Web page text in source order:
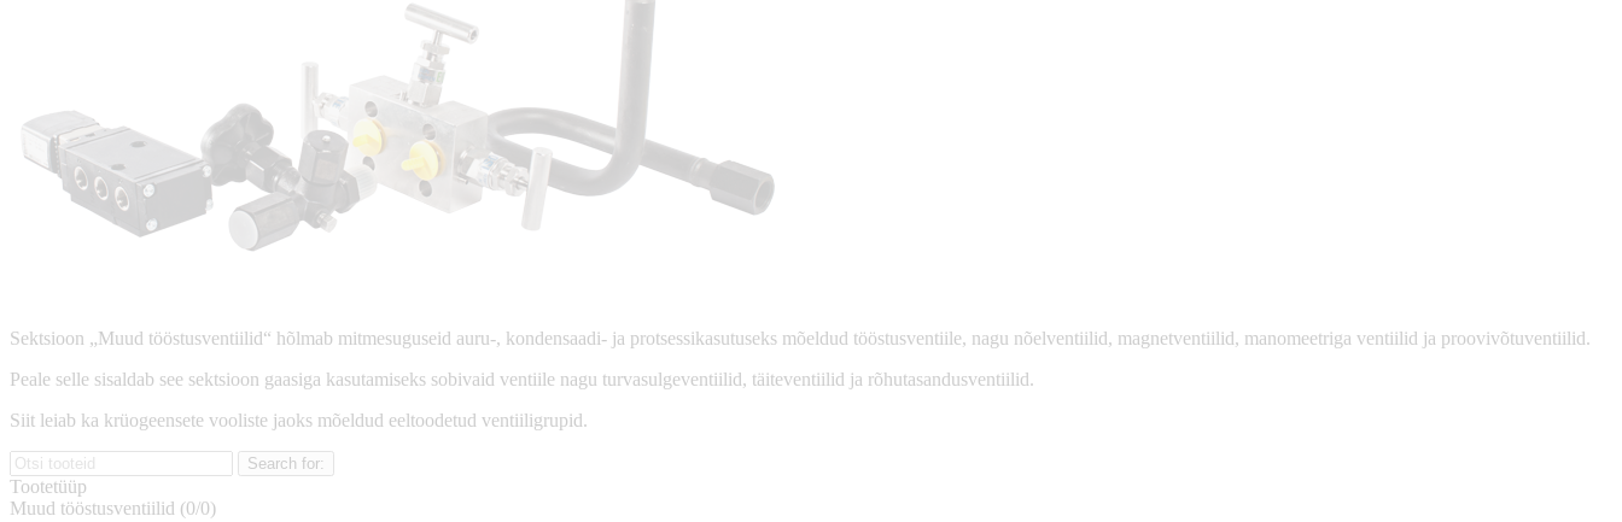
Sektsioon „Muud tööstusventiilid“ hõlmab mitmesuguseid auru-, kondensaadi- ja protsessikasutuseks mõeldud tööstusventiile, nagu nõelventiilid, magnetventiilid, manomeetriga ventiilid ja proovivõtuventiilid.
Peale selle sisaldab see sektsioon gaasiga kasutamiseks sobivaid ventiile nagu turvasulgeventiilid, täiteventiilid ja rõhutasandusventiilid.
Siit leiab ka krüogeensete vooliste jaoks mõeldud eeltoodetud ventiiligrupid.
Tootetüüp
Muud tööstusventiilid (0/0)